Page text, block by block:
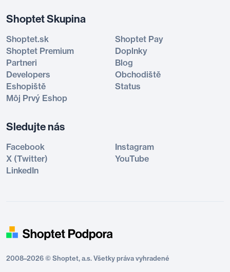
Shoptet Skupina
Shoptet.sk
Shoptet Pay
Shoptet Premium
Doplnky
Partneri
Blog
Developers
Obchodiště
Eshopiště
Status
Môj Prvý Eshop
Sledujte nás
Facebook
Instagram
X (Twitter)
YouTube
LinkedIn
2008–2026 © Shoptet, a.s. Všetky práva vyhradené